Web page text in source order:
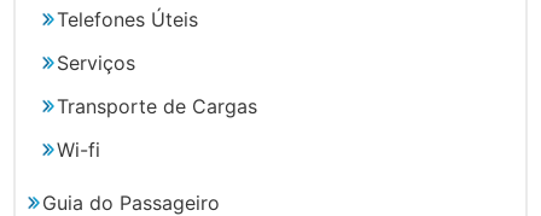
Telefones Úteis
Serviços
Transporte de Cargas
Wi-fi
Guia do Passageiro